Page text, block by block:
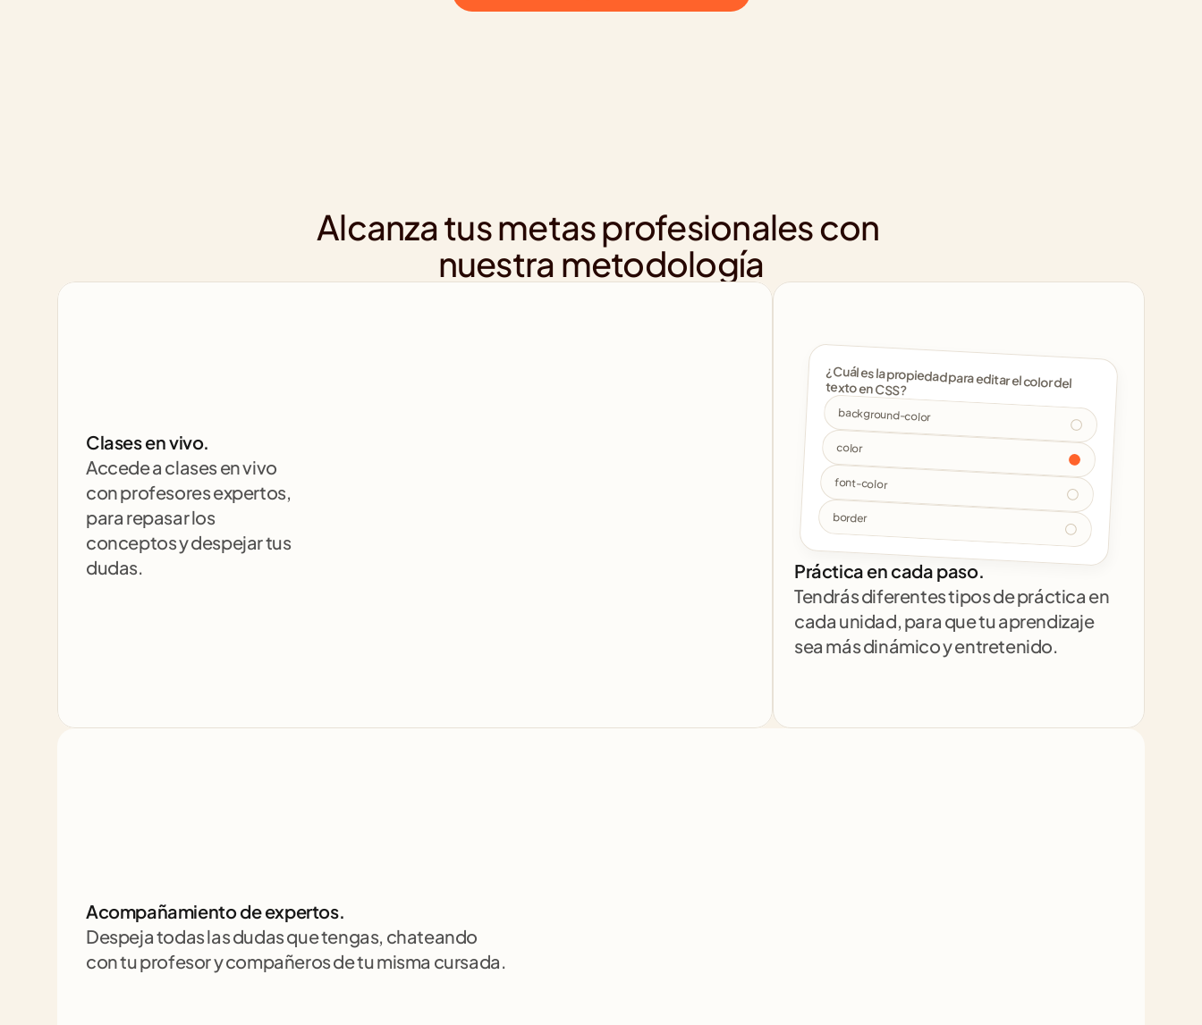
Alcanza tus metas profesionales con
nuestra metodología
Clases en vivo.
Accede a clases en vivo
con profesores expertos,
para repasar los
conceptos y despejar tus
dudas.
texto en CSS?
background-color
color
font-color
border
Práctica en cada paso.
Tendrás diferentes tipos de práctica en
cada unidad, para que tu aprendizaje
sea más dinámico y entretenido.
Acompañamiento de expertos.
Despeja todas las dudas que tengas, chateando
con tu profesor y compañeros de tu misma cursada.